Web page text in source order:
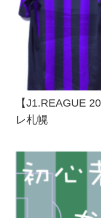
【J1.REAGUE
レ札幌